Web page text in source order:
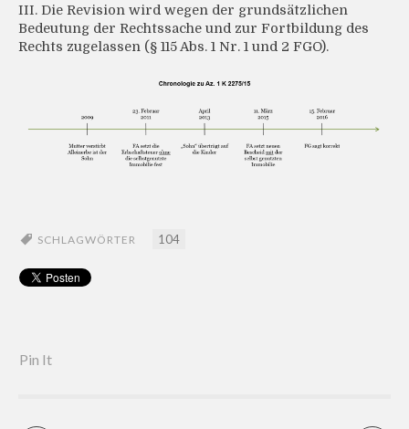
III. Die Revision wird wegen der grundsätzlichen
Bedeutung der Rechtssache und zur Fortbildung des
Rechts zugelassen (§ 115 Abs. 1 Nr. 1 und 2 FGO).
SCHLAGWÖRTER 104
Pin It